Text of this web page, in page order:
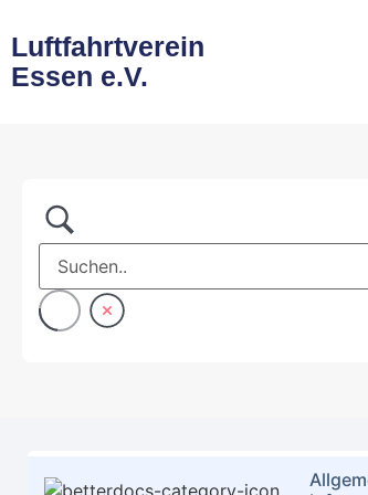
Luftfahrtverein
Essen e.V.